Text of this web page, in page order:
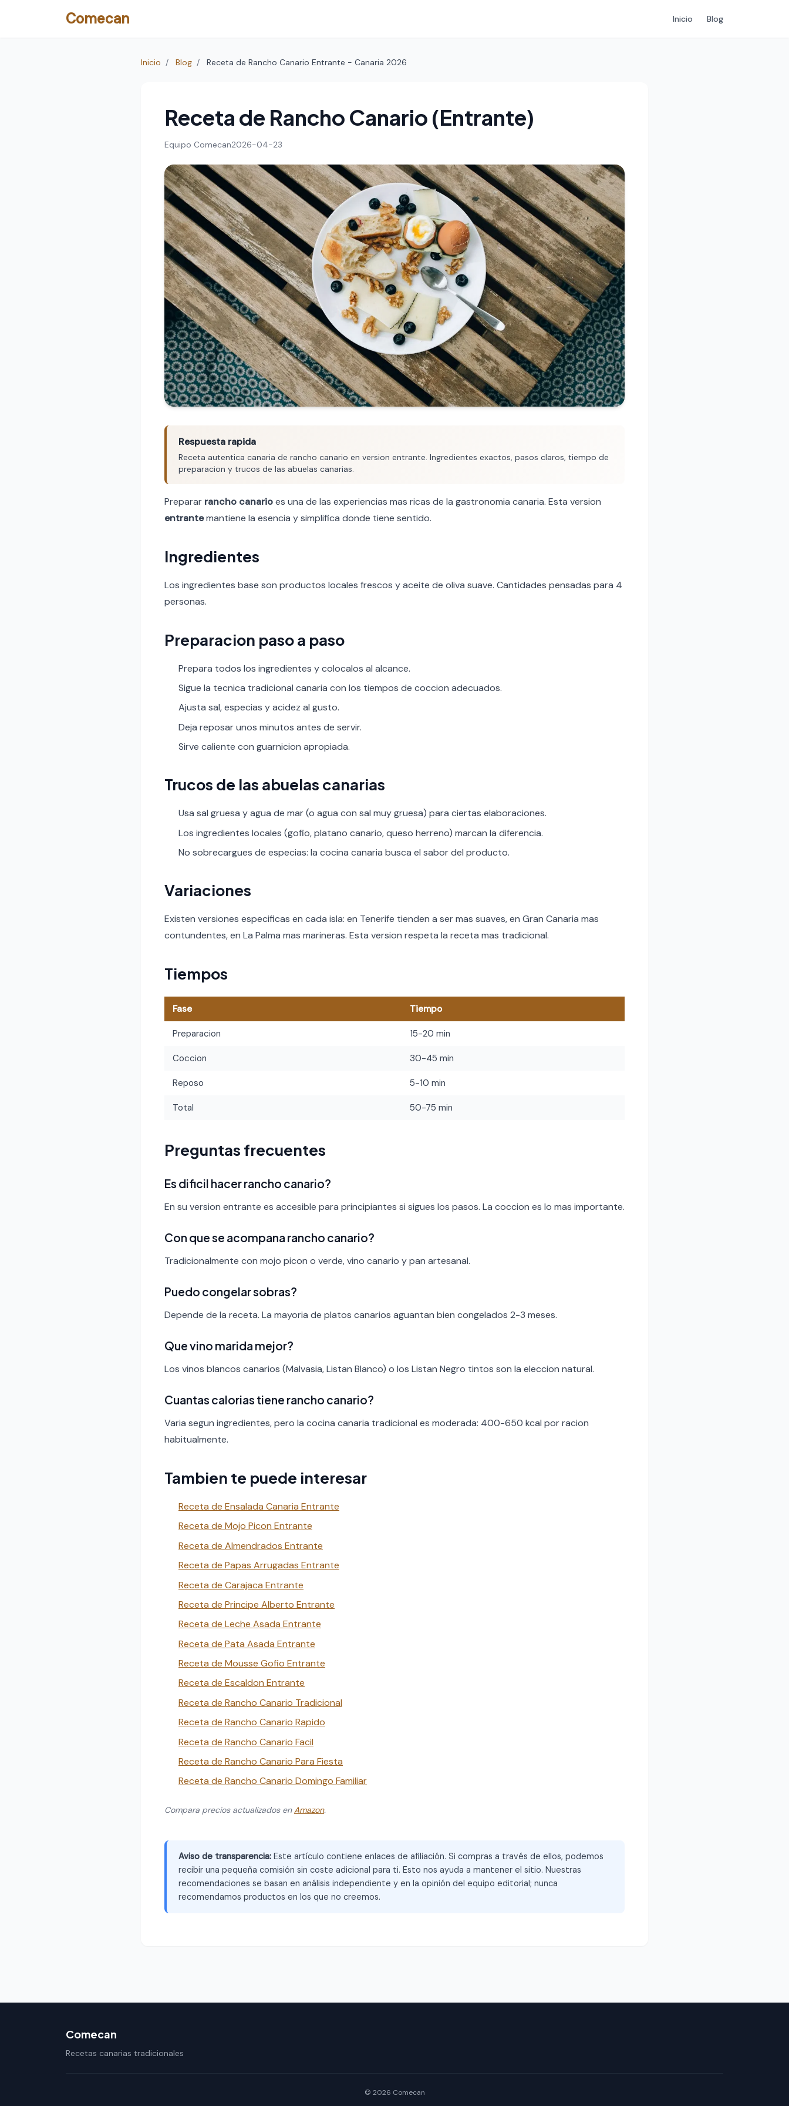
Comecan Inicio Blog
Inicio / Blog / Receta de Rancho Canario Entrante - Canaria 2026
Receta de Rancho Canario (Entrante)
Equipo Comecan2026-04-23
Respuesta rapida
Receta autentica canaria de rancho canario en version entrante. Ingredientes exactos, pasos claros, tiempo de
preparacion y trucos de las abuelas canarias.
Preparar rancho canarioes una de las experiencias mas ricas de la gastronomia canaria. Esta version
entrantemantiene la esencia y simplifica donde tiene sentido.
Ingredientes
Los ingredientes base son productos locales frescos y aceite de oliva suave. Cantidades pensadas para 4
personas.
Preparacion paso a paso
Prepara todos los ingredientes y colocalos al alcance.
Sigue la tecnica tradicional canaria con los tiempos de coccion adecuados.
Ajusta sal, especias y acidez al gusto.
Deja reposar unos minutos antes de servir.
Sirve caliente con guarnicion apropiada.
Trucos de las abuelas canarias
Usa sal gruesa y agua de mar (o agua con sal muy gruesa) para ciertas elaboraciones.
Los ingredientes locales (gofio, platano canario, queso herreno) marcan la diferencia.
No sobrecargues de especias: la cocina canaria busca el sabor del producto.
Variaciones
Existen versiones especificas en cada isla: en Tenerife tienden a ser mas suaves, en Gran Canaria mas
contundentes, en La Palma mas marineras. Esta version respeta la receta mas tradicional.
Tiempos
Fase Tiempo
Preparacion 15-20 min
Coccion 30-45 min
Reposo 5-10 min
Total 50-75 min
Preguntas frecuentes
Es dificil hacer rancho canario?
En su version entrante es accesible para principiantes si sigues los pasos. La coccion es lo mas importante.
Con que se acompana rancho canario?
Tradicionalmente con mojo picon o verde, vino canario y pan artesanal.
Puedo congelar sobras?
Depende de la receta. La mayoria de platos canarios aguantan bien congelados 2-3 meses.
Que vino marida mejor?
Los vinos blancos canarios (Malvasia, Listan Blanco) o los Listan Negro tintos son la eleccion natural.
Cuantas calorias tiene rancho canario?
Varia segun ingredientes, pero la cocina canaria tradicional es moderada: 400-650 kcal por racion
habitualmente.
Tambien te puede interesar
Receta de Ensalada Canaria Entrante
Receta de Mojo Picon Entrante
Receta de Almendrados Entrante
Receta de Papas Arrugadas Entrante
Receta de Carajaca Entrante
Receta de Principe Alberto Entrante
Receta de Leche Asada Entrante
Receta de Pata Asada Entrante
Receta de Mousse Gofio Entrante
Receta de Escaldon Entrante
Receta de Rancho Canario Tradicional
Receta de Rancho Canario Rapido
Receta de Rancho Canario Facil
Receta de Rancho Canario Para Fiesta
Receta de Rancho Canario Domingo Familiar
Compara precios actualizados enAmazon.
Aviso de transparencia: Este artículo contiene enlaces de afiliación. Si compras a través de ellos, podemos
recibir una pequeña comisión sin coste adicional para ti. Esto nos ayuda a mantener el sitio. Nuestras
recomendaciones se basan en análisis independiente y en la opinión del equipo editorial; nunca
recomendamos productos en los que no creemos.
Comecan
Recetas canarias tradicionales
© 2026 Comecan